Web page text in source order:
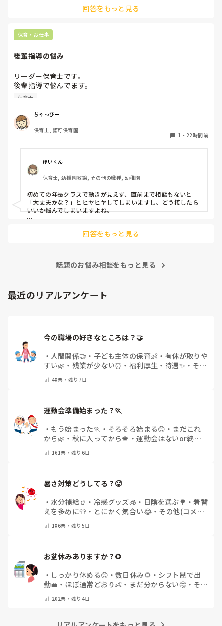
その他にも、わがままな子や、上記の子達につられてしまう
子、言葉の通じていない子、マイペースすぎる子などたくさ
んいます。
正直、毎日保育できていません。
毎日、怪我させないようにするのに必死です。
「どうしようもないね。今できる範囲のことをして。」
「より良くなるようにはどうしたらいいか考えてみて」
と言われます。
また、今のご時世無理強いされたら虐待、
否定する言葉使ったら虐待、
「 ×」とか「しないでね」とかも使わない方がいい
など言われ、
正直、何が教育なのか、
保育とはなにか良く分からなくなっています。
分かりません。
など、
回答をもっと見る
保育・お仕事
後輩指導の悩み
リーダー保育士です。
後輩指導で悩んでます。
初めて年長を持つ後輩がいますが
いで様子見てると直前になるまで何もアクションがなかった
り
他の職員に聞いてる様子もなくて
よほど自分に聞きづらいのか、聞く必要性さえ感じないの
か、もうよくわからないです。
対応にも悩みます。
保育士
ちゃっぴー
保育士, 認可保育園
1 ・ 22時間前
ほいくん
保育士, 幼稚園教諭, その他の職種, 幼稚園
初めての年長クラスで動きが見えず、直前まで相談もないと
「大丈夫かな？」とヒヤヒヤしてしまいますし、どう接したら
いいか悩んでしまいますよね。
「こんなこと聞いたら迷惑かな」と抱え込んでいるケースがと
件、どこまで進んだ？」「困ってることない？」と具体的に声
「毎日夕方に5分だけ進捗確認の時間を取る」などルール化し
てしまうと、後輩も質問しやすくなりますよ。一人で抱え込ま
回答をもっと見る
話題のお悩み相談をもっと見る
最近のリアルアンケート
・ 人間関係🤝 ・ 子ども主体の保育👶 ・ 有休が取りや
すい🌿 ・ 残業が少ない⏰ ・ 福利厚生・待遇✨ ・ その
48票・ 残り7日
運動会準備始まった？🏃
・ もう始まった🏃 ・ そろそろ始まる😊 ・ まだこれ
から🌿 ・ 秋に入ってから🍁 ・運動会はないor終わ
161票・残り6日
暑さ対策どうしてる？🥵
・水分補給🥤 ・ 冷感グッズ🧊 ・ 日陰を選ぶ🌳 ・着替
えを多めに👕 ・ とにかく気合い😂・ その他(コメン
186票・残り5日
お盆休みありますか？🌻
・ しっかり休める😊 ・ 数日休み🌻 ・ シフト制で出
勤💼 ・ ほぼ通常どおり👶 ・ まだ分からない🤔・ その
202票・残り4日